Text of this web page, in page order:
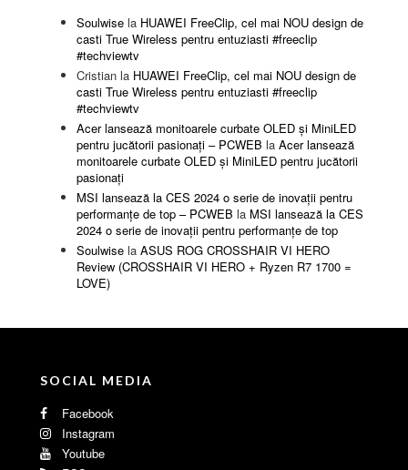
Soulwise la HUAWEI FreeClip, cel mai NOU design de
casti True Wireless pentru entuziasti #freeclip
#techviewtv
Cristian la HUAWEI FreeClip, cel mai NOU design de
casti True Wireless pentru entuziasti #freeclip
#techviewtv
Acer lansează monitoarele curbate OLED și MiniLED
pentru jucătorii pasionați – PCWEB la Acer lansează
monitoarele curbate OLED și MiniLED pentru jucătorii
pasionați
MSI lansează la CES 2024 o serie de inovații pentru
performanțe de top – PCWEB la MSI lansează la CES
2024 o serie de inovații pentru performanțe de top
Soulwise la ASUS ROG CROSSHAIR VI HERO
Review (CROSSHAIR VI HERO + Ryzen R7 1700 =
LOVE)
SOCIAL MEDIA
Facebook
Instagram
Youtube